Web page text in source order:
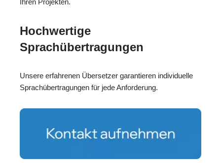
Hochwertige
Sprachübertragungen
Unsere erfahrenen Übersetzer garantieren individuelle
Sprachübertragungen für jede Anforderung.